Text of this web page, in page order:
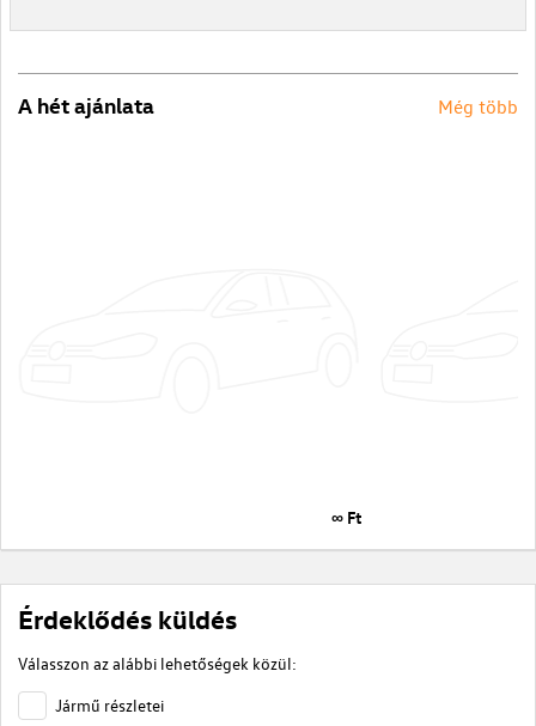
A hét ajánlata Még több
∞ Ft
Érdeklődés küldés
Válasszon az alábbi lehetőségek közül:
Jármű részletei